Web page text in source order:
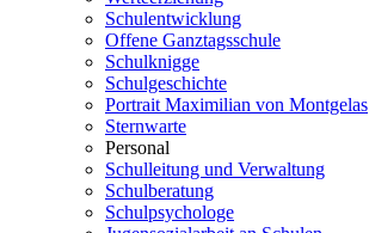
Schulentwicklung
Offene Ganztagsschule
Schulknigge
Schulgeschichte
Portrait Maximilian von Montgelas
Sternwarte
Personal
Schulleitung und Verwaltung
Schulberatung
Schulpsychologe